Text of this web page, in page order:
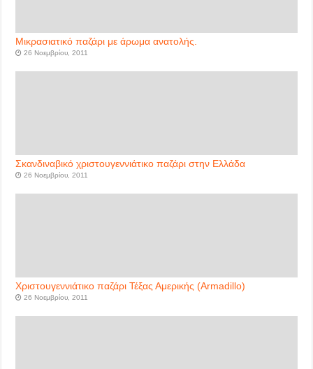
Μικρασιατικό παζάρι με άρωμα ανατολής.
26 Νοεμβρίου, 2011
Σκανδιναβικό χριστουγεννιάτικο παζάρι στην Ελλάδα
26 Νοεμβρίου, 2011
Χριστουγεννιάτικο παζάρι Τέξας Αμερικής (Armadillo)
26 Νοεμβρίου, 2011